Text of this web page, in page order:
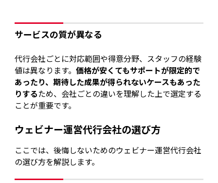
サービスの質が異なる
代行会社ごとに対応範囲や得意分野、スタッフの経験
値は異なります。価格が安くてもサポートが限定的で
あったり、期待した成果が得られないケースもあった
りするため、会社ごとの違いを理解した上で選定する
ことが重要です。
ウェビナー運営代行会社の選び方
ここでは、後悔しないためのウェビナー運営代行会社
の選び方を解説します。